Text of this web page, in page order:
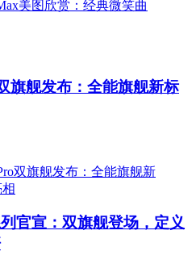
旗舰发布：全能旗舰新标
官宣：双旗舰登场，定义